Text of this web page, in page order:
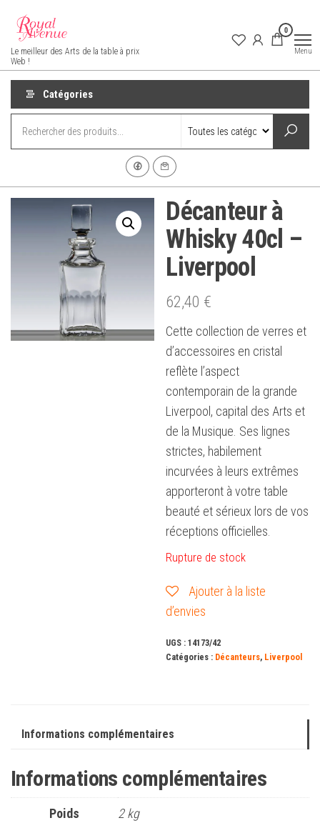
contenu
Royal Avenue
Le meilleur des Arts de la table à prix
Web !
0
Menu
Catégories
Décanteur à
Whisky 40cl –
Liverpool
62,40 €
Cette collection de verres et
d’accessoires en cristal
reflète l’aspect
contemporain de la grande
Liverpool, capital des Arts et
de la Musique. Ses lignes
strictes, habilement
incurvées à leurs extrêmes
apporteront à votre table
beauté et sérieux lors de vos
réceptions officielles.
Rupture de stock
Ajouter à la liste
d’envies
UGS :14173/42
Catégories : Décanteurs, Liverpool
Informations complémentaires
Informations complémentaires
Poids 2 kg